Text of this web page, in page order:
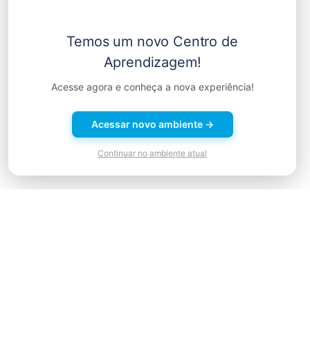
Temos um novo Centro de
Aprendizagem!
Acesse agora e conheça a nova experiência!
Acessar novo ambiente →
Continuar no ambiente atual
Suporte Chat Suporte Remoto